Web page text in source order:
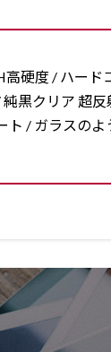
硬度 / ハード
黒クリア 超
/ ガラスの